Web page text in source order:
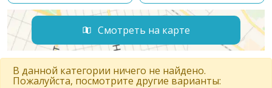
Смотреть на карте
В данной категории ничего не найдено.
Пожалуйста, посмотрите другие варианты: